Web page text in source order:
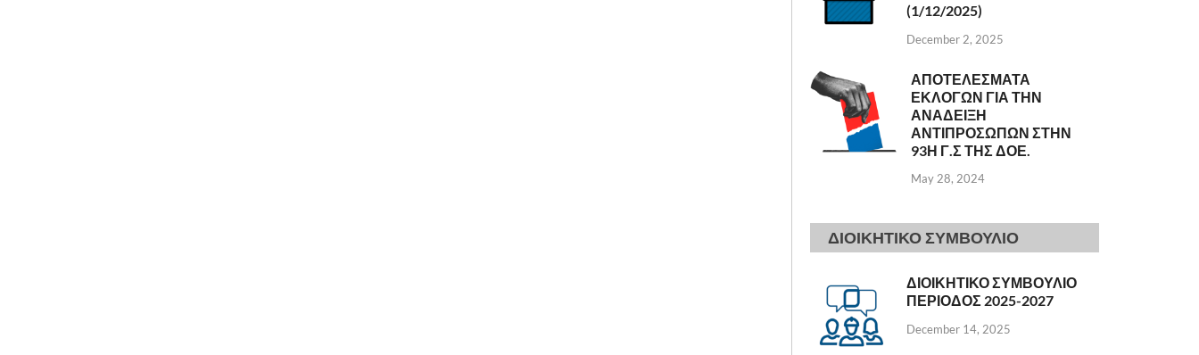
(1/12/2025)
December 2, 2025
ΑΠΟΤΕΛΕΣΜΑΤΑ
ΕΚΛΟΓΩΝ ΓΙΑ ΤΗΝ
ΑΝΑΔΕΙΞΗ
ΑΝΤΙΠΡΟΣΩΠΩΝ ΣΤΗΝ
93Η Γ.Σ ΤΗΣ ΔΟΕ.
May 28, 2024
ΔΙΟΙΚΗΤΙΚΟ ΣΥΜΒΟΥΛΙΟ
ΔΙΟΙΚΗΤΙΚΟ ΣΥΜΒΟΥΛΙΟ
ΠΕΡΙΟΔΟΣ 2025-2027
December 14, 2025